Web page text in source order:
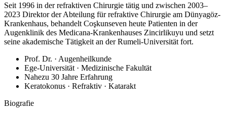
Seit 1996 in der refraktiven Chirurgie tätig und zwischen 2003–
2023 Direktor der Abteilung für refraktive Chirurgie am Dünyagöz-
Krankenhaus, behandelt Coşkunseven heute Patienten in der
Augenklinik des Medicana-Krankenhauses Zincirlikuyu und setzt
seine akademische Tätigkeit an der Rumeli-Universität fort.
Prof. Dr. · Augenheilkunde
Ege-Universität · Medizinische Fakultät
Nahezu 30 Jahre Erfahrung
Keratokonus · Refraktiv · Katarakt
Biografie